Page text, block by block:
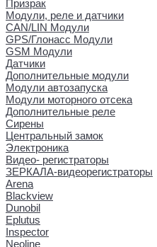
Призрак
Модули, реле и датчики
CAN/LIN Модули
GPS/Глонасс Модули
GSM Модули
Датчики
Дополнительные модули
Модули автозапуска
Модули моторного отсека
Дополнительные реле
Сирены
Центральный замок
Электроника
Видео- регистраторы
ЗЕРКАЛА-видеорегистраторы
Arena
Blackview
Dunobil
Eplutus
Inspector
Neoline